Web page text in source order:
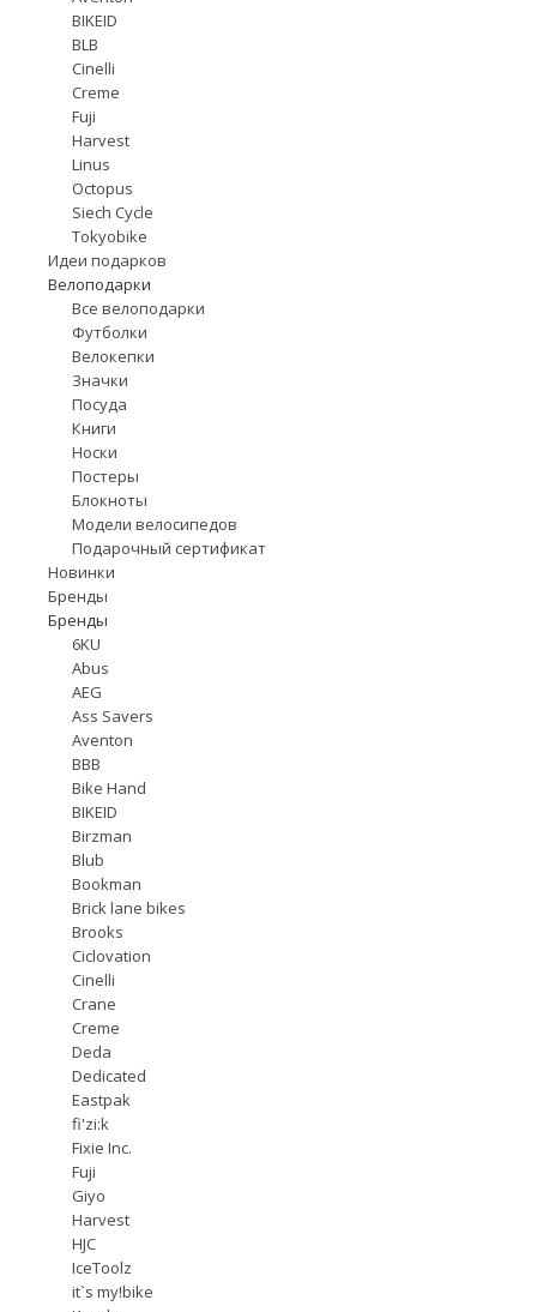
BIKEID
BLB
Cinelli
Creme
Fuji
Harvest
Linus
Octopus
Siech Cycle
Tokyobike
Идеи подарков
Велоподарки
Все велоподарки
Футболки
Велокепки
Значки
Посуда
Книги
Носки
Постеры
Блокноты
Модели велосипедов
Подарочный сертификат
Новинки
Бренды
Бренды
6KU
Abus
AEG
Ass Savers
Aventon
BBB
Bike Hand
BIKEID
Birzman
Blub
Bookman
Brick lane bikes
Brooks
Ciclovation
Cinelli
Crane
Creme
Deda
Dedicated
Eastpak
fi'zi:k
Fixie Inc.
Fuji
Giyo
Harvest
HJC
IceToolz
it`s my!bike